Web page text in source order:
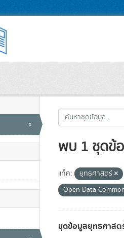
x
พบ 1 ชุดข้
แท็ค: ยุทธศาสตร์
Open Data
ชุดข้อมูลยุทธศาสต